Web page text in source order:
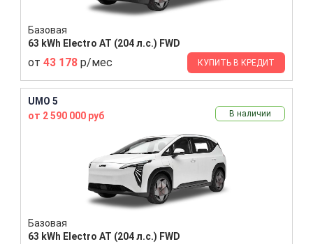
Базовая
63 kWh Electro AT (204 л.с.) FWD
от 43 178 р/мес КУПИТЬ В КРЕДИТ
UMO 5
от 2 590 000 руб
В наличии
Базовая
63 kWh Electro AT (204 л.с.) FWD